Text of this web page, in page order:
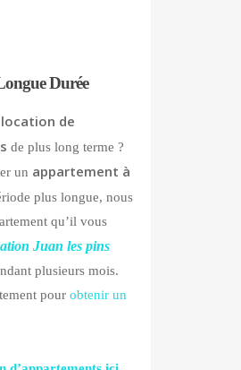
Durée
location de
de plus long terme ?
un appartement à
plus longue, nous
qu’il vous
Juan les pins
plusieurs mois.
pour obtenir un